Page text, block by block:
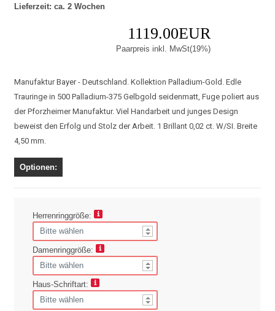
Lieferzeit: ca. 2 Wochen
1119.00EUR
Paarpreis inkl. MwSt(19%)
Manufaktur Bayer - Deutschland. Kollektion Palladium-Gold. Edle
Trauringe in 500 Palladium-375 Gelbgold seidenmatt, Fuge poliert aus
der Pforzheimer Manufaktur. Viel Handarbeit und junges Design
beweist den Erfolg und Stolz der Arbeit. 1 Brillant 0,02 ct. W/SI. Breite
4,50 mm.
Optionen:
Herrenringgröße:
Damenringgröße:
Haus-Schriftart: